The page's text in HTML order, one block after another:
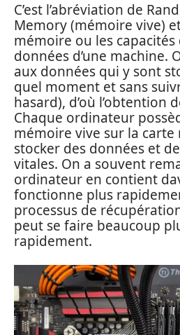
C’est l’abréviation de
Memory (mémoire vive)
mémoire ou les capacités
données d’une machine.
aux données qui y sont
quel moment et sans
hasard), d’où l’obtention
Chaque ordinateur
mémoire vive sur la carte
stocker des données et
vitales. On a souvent
ordinateur en contient
fonctionne plus
processus de
peut se faire beaucoup
rapidement.